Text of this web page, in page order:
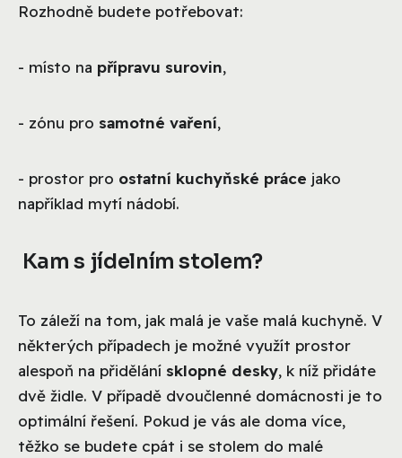
Rozhodně budete potřebovat:
- místo na přípravu surovin,
- zónu pro samotné vaření,
- prostor pro ostatní kuchyňské práce jako
například mytí nádobí.
Kam s jídelním stolem?
To záleží na tom, jak malá je vaše malá kuchyně. V
některých případech je možné využít prostor
alespoň na přidělání sklopné desky, k níž přidáte
dvě židle. V případě dvoučlenné domácnosti je to
optimální řešení. Pokud je vás ale doma více,
těžko se budete cpát i se stolem do malé